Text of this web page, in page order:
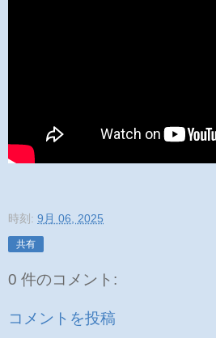
時刻: 9月 06, 2025
共有
0 件のコメント:
コメントを投稿